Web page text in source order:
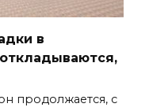
в
продолжается, с